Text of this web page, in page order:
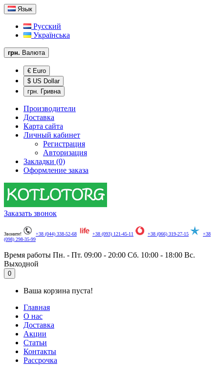
Язык
Русский
Українська
грн. Валюта
€ Euro
$ US Dollar
грн. Гривна
Производители
Доставка
Карта сайта
Личный кабинет
Регистрация
Авторизация
Закладки (0)
Оформление заказа
Заказать звонок
Звоните! +38 (044) 338-52-68 +38 (093) 121-45-11 +38 (066) 319-27-15
+38
(098) 298-35-99
Время работы Пн. - Пт. 09:00 - 20:00 Сб. 10:00 - 18:00 Вс.
Выходной
0
Ваша корзина пуста!
Главная
О нас
Доставка
Акции
Статьи
Контакты
Рассрочка